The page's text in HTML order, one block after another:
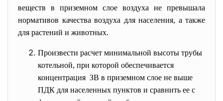
веществ в приземном слое воздуха не превышала
нормативов качества воздуха для населения, а также
для растений и животных.
Произвести расчет минимальной высоты трубы
котельной, при которой обеспечивается
концентрация ЗВ в приземном слое не выше
ПДК для населенных пунктов и сравнить ее с